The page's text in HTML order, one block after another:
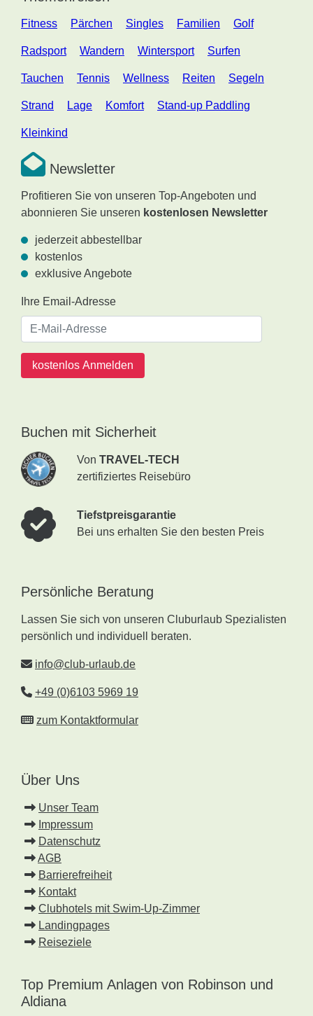
Fitness Pärchen Singles Familien Golf
Radsport Wandern Wintersport Surfen
Tauchen Tennis Wellness Reiten Segeln
Strand Lage Komfort Stand-up Paddling
Kleinkind
Newsletter
Profitieren Sie von unseren Top-Angeboten und
abonnieren Sie unseren kostenlosen Newsletter
jederzeit abbestellbar
kostenlos
exklusive Angebote
Ihre Email-Adresse
kostenlos Anmelden
Buchen mit Sicherheit
Von TRAVEL-TECH
zertifiziertes Reisebüro
Tiefstpreisgarantie
Bei uns erhalten Sie den besten Preis
Persönliche Beratung
Lassen Sie sich von unseren Cluburlaub Spezialisten
persönlich und individuell beraten.
info@club-urlaub.de
+49 (0)6103 5969 19
zum Kontaktformular
Über Uns
Unser Team
Impressum
Datenschutz
AGB
Barrierefreiheit
Kontakt
Clubhotels mit Swim-Up-Zimmer
Landingpages
Reiseziele
Top Premium Anlagen von Robinson und
Aldiana